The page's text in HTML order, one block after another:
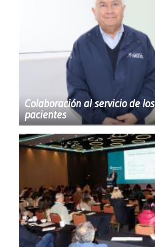
Colaboración al servicio de los
pacientes